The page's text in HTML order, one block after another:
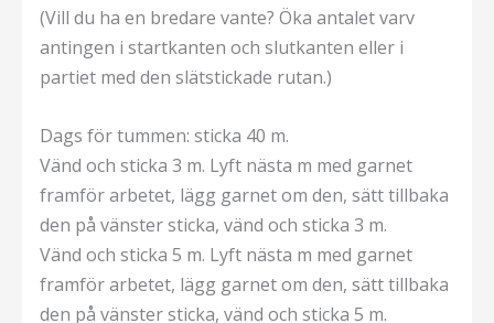
(Vill du ha en bredare vante? Öka antalet varv
antingen i startkanten och slutkanten eller i
partiet med den slätstickade rutan.)
Dags för tummen: sticka 40 m.
Vänd och sticka 3 m. Lyft nästa m med garnet
framför arbetet, lägg garnet om den, sätt tillbaka
den på vänster sticka, vänd och sticka 3 m.
Vänd och sticka 5 m. Lyft nästa m med garnet
framför arbetet, lägg garnet om den, sätt tillbaka
den på vänster sticka, vänd och sticka 5 m.